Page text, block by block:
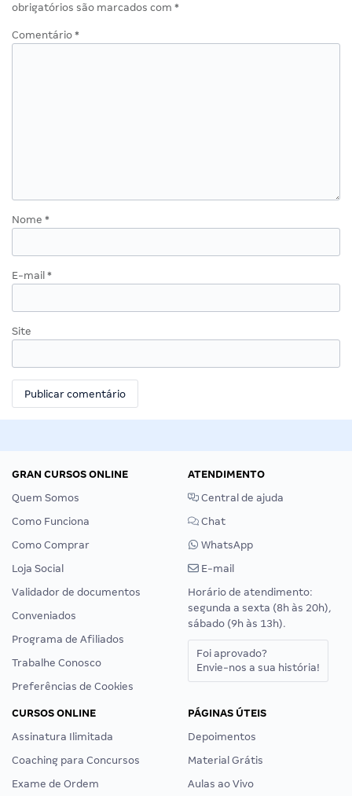
obrigatórios são marcados com *
Comentário *
Nome *
E-mail *
Site
GRAN CURSOS ONLINE
Quem Somos
Como Funciona
Como Comprar
Loja Social
Validador de documentos
Conveniados
Programa de Afiliados
Trabalhe Conosco
Preferências de Cookies
ATENDIMENTO
Central de ajuda
Chat
WhatsApp
E-mail
Horário de atendimento:
segunda a sexta (8h às 20h),
sábado (9h às 13h).
Foi aprovado?
Envie-nos a sua história!
CURSOS ONLINE
Assinatura Ilimitada
Coaching para Concursos
Exame de Ordem
PÁGINAS ÚTEIS
Depoimentos
Material Grátis
Aulas ao Vivo